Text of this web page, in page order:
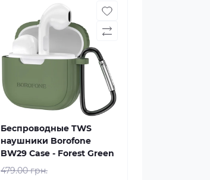
Беспроводные TWS
наушники Borofone
BW29 Case - Forest Green
479.00 грн.